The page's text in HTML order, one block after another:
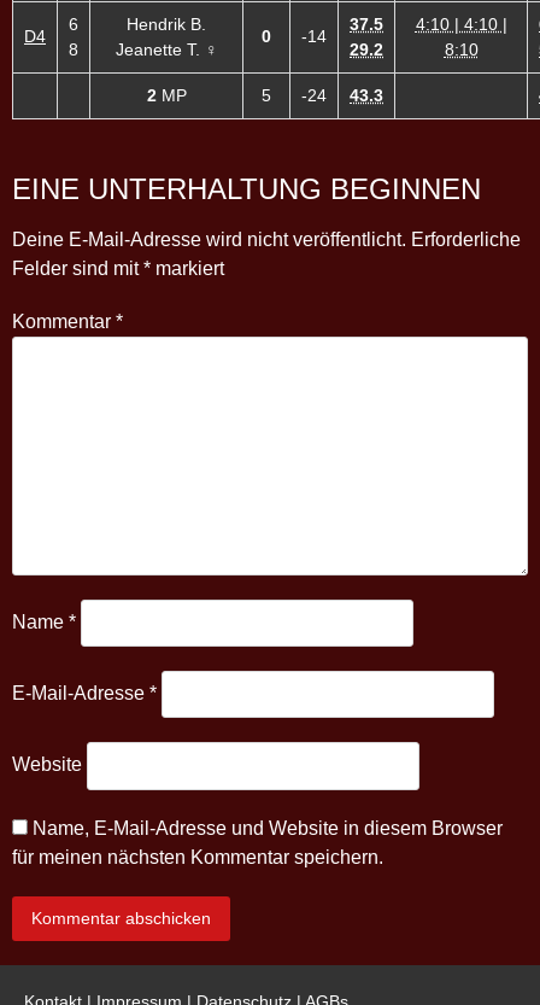
D4
6
8
Hendrik B.
Jeanette T. ♀
0 -14
37.5
29.2
4:10 | 4:10 |
8:10
2MP 5 -24 43.3
EINE UNTERHALTUNG BEGINNEN
Deine E-Mail-Adresse wird nicht veröffentlicht. Erforderliche
Felder sind mit* markiert
Kommentar *
Name *
E-Mail-Adresse *
Website
Name, E-Mail-Adresse und Website in diesem Browser
für meinen nächsten Kommentar speichern.
Kontakt | Impressum | Datenschutz | AGBs